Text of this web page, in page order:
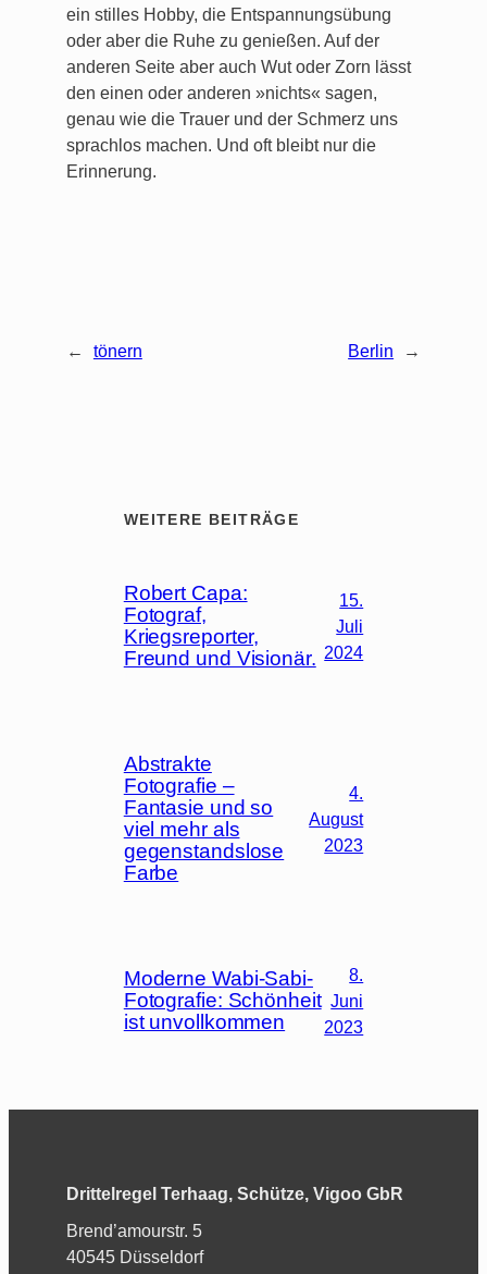
ein stilles Hobby, die Entspannungsübung
oder aber die Ruhe zu genießen. Auf der
anderen Seite aber auch Wut oder Zorn lässt
den einen oder anderen »nichts« sagen,
genau wie die Trauer und der Schmerz uns
sprachlos machen. Und oft bleibt nur die
Erinnerung.
← tönern Berlin →
WEITERE BEITRÄGE
Robert Capa:
Fotograf,
Kriegsreporter,
Freund und Visionär.
15.
Juli
2024
Abstrakte
Fotografie –
Fantasie und so
viel mehr als
gegenstandslose
Farbe
4.
August
2023
Moderne Wabi-Sabi-
Fotografie: Schönheit
ist unvollkommen
8.
Juni
2023
Drittelregel Terhaag, Schütze, Vigoo GbR
Brend’amourstr. 5
40545 Düsseldorf